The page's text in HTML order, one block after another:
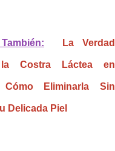
La Verdad
Costra Láctea en
Cómo Eliminarla Sin
Delicada Piel